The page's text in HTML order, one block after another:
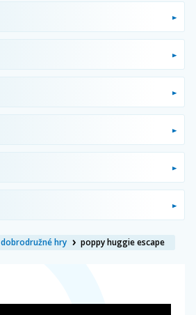
dobrodružné hry poppy huggie escape